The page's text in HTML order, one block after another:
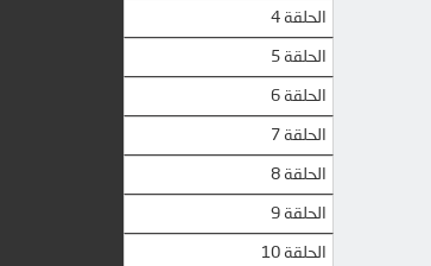
الحلقة 4
الحلقة 5
الحلقة 6
الحلقة 7
الحلقة 8
الحلقة 9
الحلقة 10